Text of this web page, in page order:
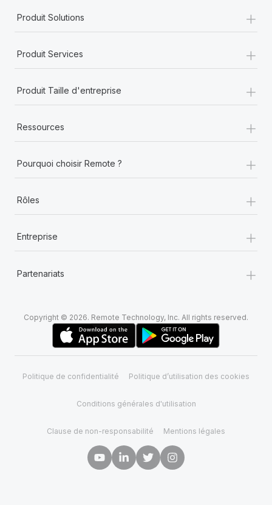
Produit Solutions +
Produit Services +
Produit Taille d'entreprise +
Ressources +
Pourquoi choisir Remote ? +
Rôles +
Entreprise +
Partenariats +
Copyright © 2026. Remote Technology, Inc. All rights reserved.
Politique de confidentialité Politique d’utilisation des cookies
Conditions générales d'utilisation
Clause de non-responsabilité Mentions légales